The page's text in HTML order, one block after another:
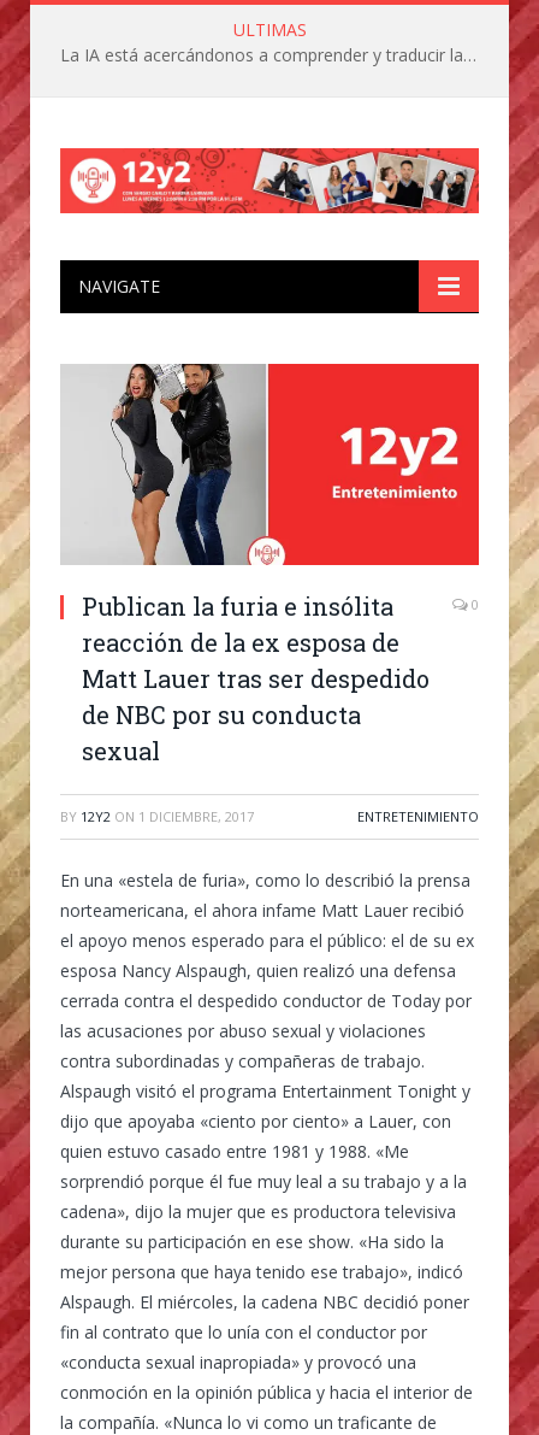
ULTIMAS
La IA está acercándonos a comprender y traducir las vocalizaciones y comportamientos de nuestras mascotas
NAVIGATE
Publican la furia e insólita
reacción de la ex esposa de
Matt Lauer tras ser despedido
de NBC por su conducta
sexual
0
BY 12Y2 ON 1 DICIEMBRE, 2017 ENTRETENIMIENTO
En una «estela de furia», como lo describió la prensa
norteamericana, el ahora infame Matt Lauer recibió
el apoyo menos esperado para el público: el de su ex
esposa Nancy Alspaugh, quien realizó una defensa
cerrada contra el despedido conductor de Today por
las acusaciones por abuso sexual y violaciones
contra subordinadas y compañeras de trabajo.
Alspaugh visitó el programa Entertainment Tonight y
dijo que apoyaba «ciento por ciento» a Lauer, con
quien estuvo casado entre 1981 y 1988. «Me
sorprendió porque él fue muy leal a su trabajo y a la
cadena», dijo la mujer que es productora televisiva
durante su participación en ese show. «Ha sido la
mejor persona que haya tenido ese trabajo», indicó
Alspaugh. El miércoles, la cadena NBC decidió poner
fin al contrato que lo unía con el conductor por
«conducta sexual inapropiada» y provocó una
conmoción en la opinión pública y hacia el interior de
la compañía. «Nunca lo vi como un traficante de